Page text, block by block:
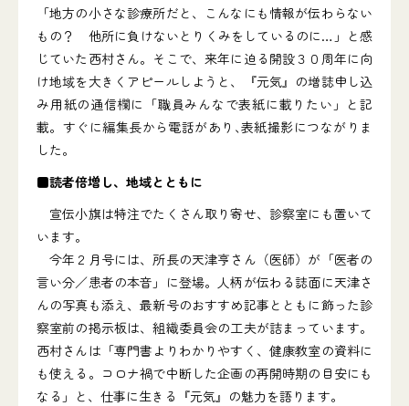
「地方の小さな診療所だと、こんなにも情報が伝わらない
もの？ 他所に負けないとりくみをしているのに…」と感
じていた西村さん。そこで、来年に迫る開設３０周年に向
け地域を大きくアピールしようと、『元気』の増誌申し込
み用紙の通信欄に「職員みんなで表紙に載りたい」と記
載。すぐに編集長から電話があり､表紙撮影につながりま
した｡
■読者倍増し、地域とともに
宣伝小旗は特注でたくさん取り寄せ、診察室にも置いて
います。
今年２月号には、所長の天津亨さん（医師）が「医者の
言い分／患者の本音」に登場。人柄が伝わる誌面に天津さ
んの写真も添え、最新号のおすすめ記事とともに飾った診
察室前の掲示板は、組織委員会の工夫が詰まっています。
西村さんは「専門書よりわかりやすく、健康教室の資料に
も使える。コロナ禍で中断した企画の再開時期の目安にも
なる」と、仕事に生きる『元気』の魅力を語ります。